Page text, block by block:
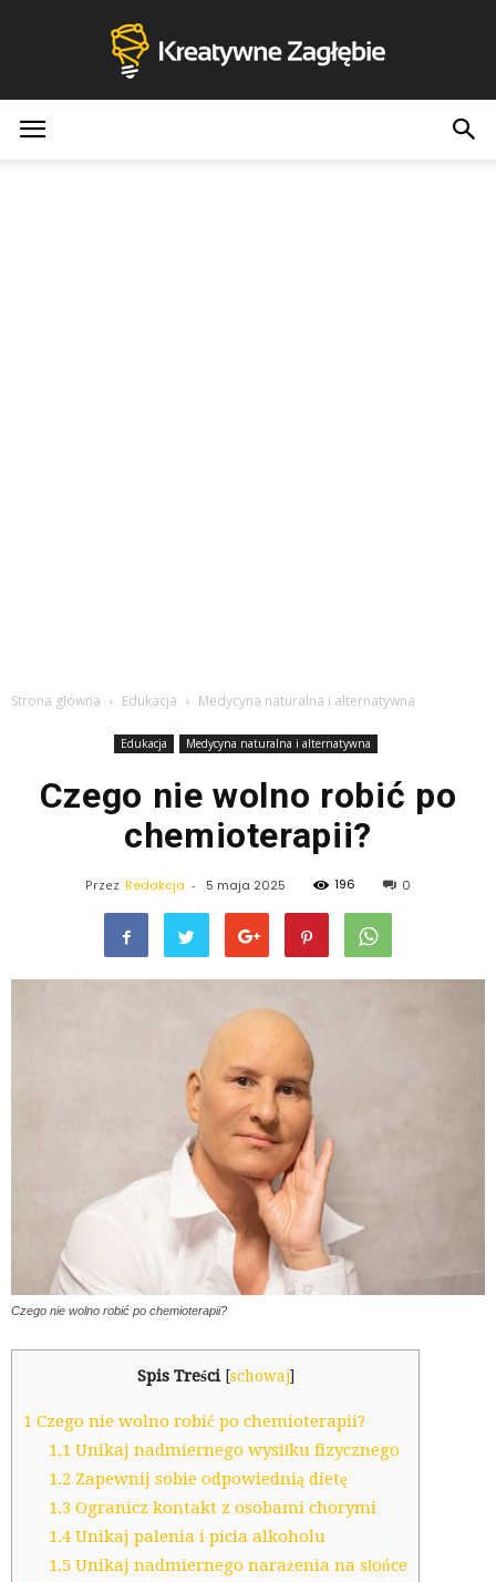
Strona główna Edukacja Medycyna naturalna i alternatywna
Edukacja Medycyna naturalna i alternatywna
Czego nie wolno robić po
chemioterapii?
Przez Redakcja - 5 maja 2025 196 0
Czego nie wolno robić po chemioterapii?
Spis Treści [schowaj]
1 Czego nie wolno robić po chemioterapii?
1.1 Unikaj nadmiernego wysiłku fizycznego
1.2Zapewnij sobie odpowiednią dietę
1.3 Ogranicz kontakt z osobami chorymi
1.4Unikaj palenia i picia alkoholu
1.5Unikaj nadmiernego narażenia na słońce